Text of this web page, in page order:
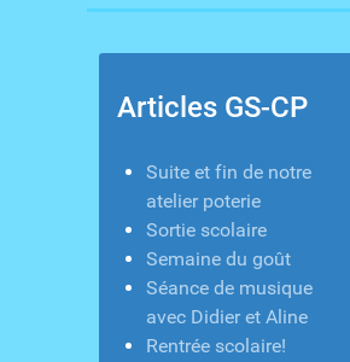
Articles GS-CP
Suite et fin de notre
atelier poterie
Sortie scolaire
Semaine du goût
Séance de musique
avec Didier et Aline
Rentrée scolaire!